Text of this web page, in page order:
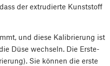
der extrudierte Kunststoff
und diese Kalibrierung ist
Düse wechseln. Die Erste-
Sie können die erste